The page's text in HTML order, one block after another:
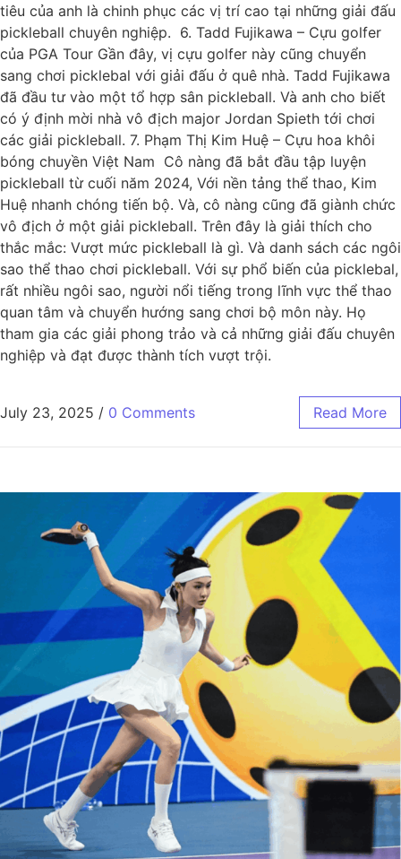
tiêu của anh là chinh phục các vị trí cao tại những giải đấu
pickleball chuyên nghiệp. 6. Tadd Fujikawa – Cựu golfer
của PGA Tour Gần đây, vị cựu golfer này cũng chuyển
sang chơi picklebal với giải đấu ở quê nhà. Tadd Fujikawa
đã đầu tư vào một tổ hợp sân pickleball. Và anh cho biết
có ý định mời nhà vô địch major Jordan Spieth tới chơi
các giải pickleball. 7. Phạm Thị Kim Huệ – Cựu hoa khôi
bóng chuyền Việt Nam Cô nàng đã bắt đầu tập luyện
pickleball từ cuối năm 2024, Với nền tảng thể thao, Kim
Huệ nhanh chóng tiến bộ. Và, cô nàng cũng đã giành chức
vô địch ở một giải pickleball. Trên đây là giải thích cho
thắc mắc: Vượt mức pickleball là gì. Và danh sách các ngôi
sao thể thao chơi pickleball. Với sự phổ biến của picklebal,
rất nhiều ngôi sao, người nổi tiếng trong lĩnh vực thể thao
quan tâm và chuyển hướng sang chơi bộ môn này. Họ
tham gia các giải phong trảo và cả những giải đấu chuyên
nghiệp và đạt được thành tích vượt trội.
July 23, 2025 / 0 Comments Read More